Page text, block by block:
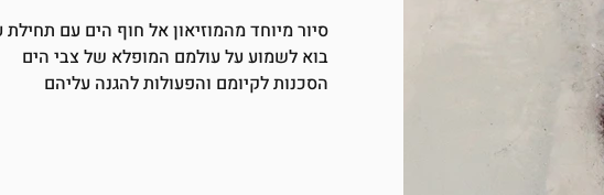
סיור מיוחד מהמוזיאון אל חוף הים עם
בוא לשמוע על עולמם המופלא של צבי הים
הסכנות לקיומם והפעולות להגנה עליהם